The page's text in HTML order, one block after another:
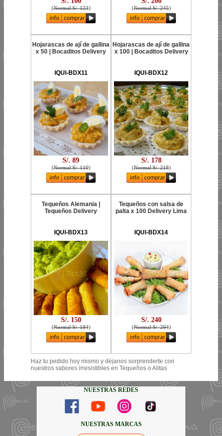
(Normal S/. 123) (Normal S/. 245)
Hojarascas de ají de gallina
x 50 | Bocaditos Delivery
IQUI-BDX11
S/. 89
(Normal S/. 110)
Hojarascas de ají de gallina
x 100 | Bocaditos Delivery
IQUI-BDX12
S/. 178
(Normal S/. 218)
Tequeños Alemania |
Tequeños Delivery
IQUI-BDX13
S/. 150
(Normal S/. 184)
Tequeños con salsa de
palta x 100 Delivery Lima
IQUI-BDX14
S/. 240
(Normal S/. 294)
Haz tu pedido hoy mismo y déjanos sorprenderte con
nuestros sabores irresistibles en Tequeños o Alitas
NUESTRAS REDES
NUESTRAS MARCAS